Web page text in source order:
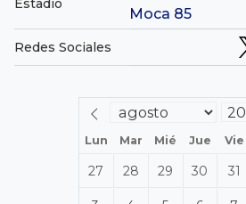
Estadio
Moca 85
Redes Sociales
Lun Mar Mié Jue Vie
27 28 29 30 31